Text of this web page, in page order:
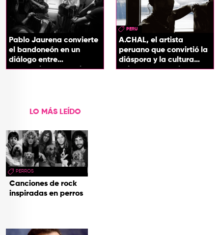
Pablo Jaurena convierte
el bandoneón en un
diálogo entre
generaciones con el
PERU
A.CHAL, el artista
peruano que convirtió la
diáspora y la cultura
chicha en su sonido
LO MÁS LEÍDO
PERROS
Canciones de rock
inspiradas en perros